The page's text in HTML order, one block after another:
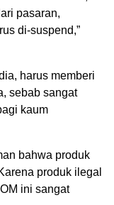
pasaran,
di-suspend,”
harus memberi
sebab sangat
kaum
bahwa produk
produk ilegal
ini sangat